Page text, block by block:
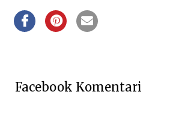
Facebook Komentari